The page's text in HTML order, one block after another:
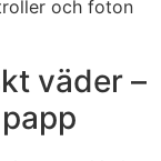
och foton
väder –